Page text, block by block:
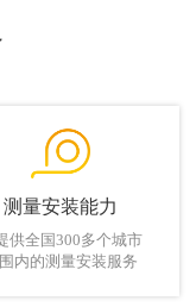
测量安装能力
供全国300多个城市
内的测量安装服务